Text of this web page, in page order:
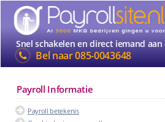
Snel schakelen en direct iemand aan
Bel naar085-0043648
Payroll Informatie
Payroll betekenis